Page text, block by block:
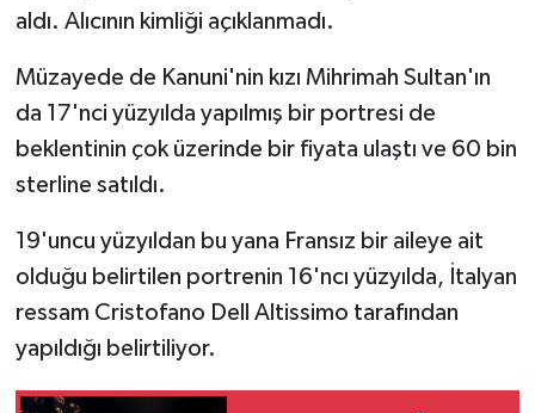
aldı. Alıcının kimliği açıklanmadı.
Müzayede de Kanuni'nin kızı Mihrimah Sultan'ın
da 17'nci yüzyılda yapılmış bir portresi de
beklentinin çok üzerinde bir fiyata ulaştı ve 60 bin
sterline satıldı.
19'uncu yüzyıldan bu yana Fransız bir aileye ait
olduğu belirtilen portrenin 16'ncı yüzyılda, İtalyan
ressam Cristofano Dell Altissimo tarafından
yapıldığı belirtiliyor.